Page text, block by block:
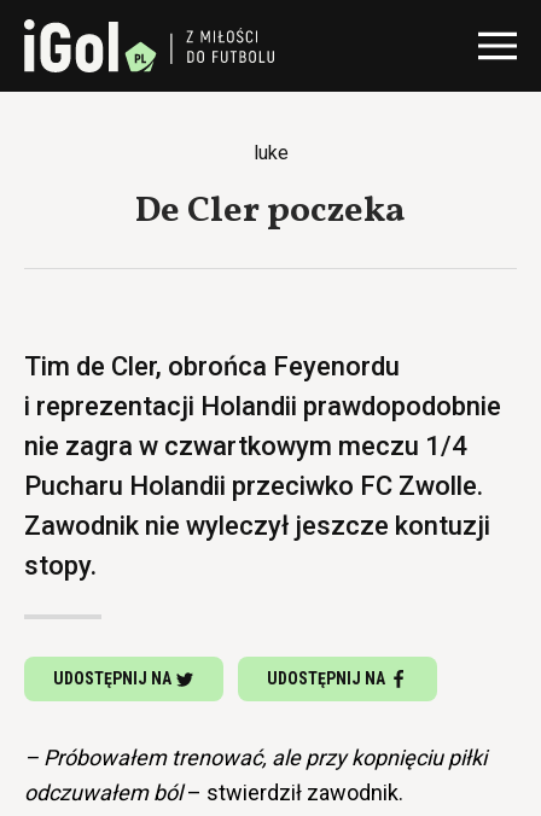
luke
De Cler poczeka
Tim de Cler, obrońca Feyenordu
i reprezentacji Holandii prawdopodobnie
nie zagra w czwartkowym meczu 1/4
Pucharu Holandii przeciwko FC Zwolle.
Zawodnik nie wyleczył jeszcze kontuzji
stopy.
UDOSTĘPNIJ NA UDOSTĘPNIJ NA
– Próbowałem trenować, ale przy kopnięciu piłki
odczuwałem ból– stwierdził zawodnik.